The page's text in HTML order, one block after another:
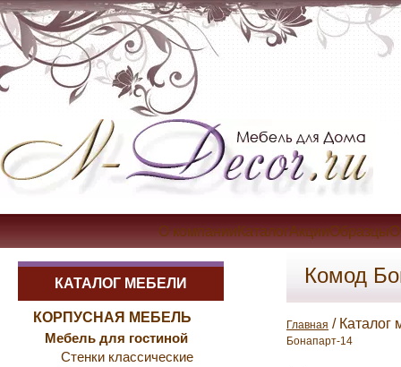
О
КАТАЛОГ МЕБЕЛИ
КОРПУСНАЯ МЕБЕЛЬ
Мебель для гостиной
Стенки классические
Комод
Главная / Каталог
Бонапарт-14